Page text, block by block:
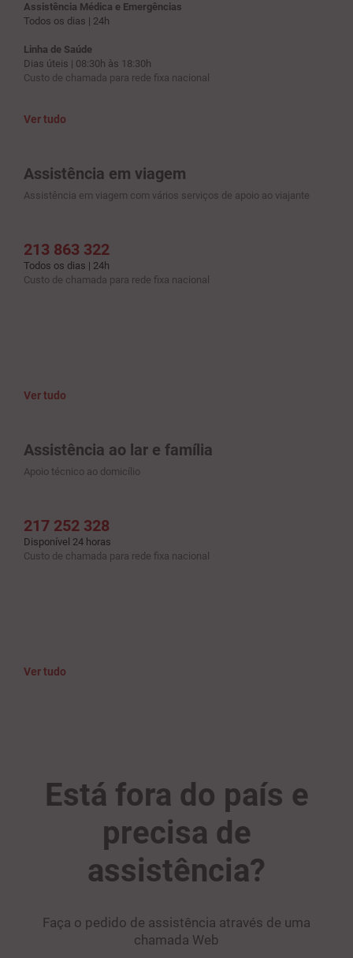
Assistência Médica e Emergências
Todos os dias | 24h
Linha de Saúde
Dias úteis | 08:30h às 18:30h
Custo de chamada para rede fixa nacional
Ver tudo
Assistência em viagem
Assistência em viagem com vários serviços de apoio ao viajante
213 863 322
Todos os dias | 24h
Custo de chamada para rede fixa nacional
Ver tudo
Assistência ao lar e família
Apoio técnico ao domicílio
217 252 328
Disponível 24 horas
Custo de chamada para rede fixa nacional
Ver tudo
Está fora do país e
precisa de
assistência?
Faça o pedido de assistência através de uma
chamada Web